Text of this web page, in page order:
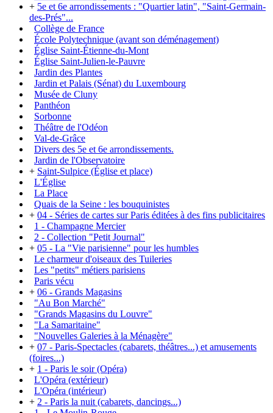
+ 5e et 6e arrondissements : "Quartier latin", "Saint-Germain-
des-Prés"...
Collège de France
École Polytechnique (avant son déménagement)
Église Saint-Étienne-du-Mont
Église Saint-Julien-le-Pauvre
Jardin des Plantes
Jardin et Palais (Sénat) du Luxembourg
Musée de Cluny
Panthéon
Sorbonne
Théâtre de l'Odéon
Val-de-Grâce
Divers des 5e et 6e arrondissements.
Jardin de l'Observatoire
+ Saint-Sulpice (Église et place)
L'Église
La Place
Quais de la Seine : les bouquinistes
+ 04 - Séries de cartes sur Paris éditées à des fins publicitaires
1 - Champagne Mercier
2 - Collection "Petit Journal"
+ 05 - La "Vie parisienne" pour les humbles
Le charmeur d'oiseaux des Tuileries
Les "petits" métiers parisiens
Paris vécu
+ 06 - Grands Magasins
"Au Bon Marché"
"Grands Magasins du Louvre"
"La Samaritaine"
"Nouvelles Galeries à la Ménagère"
+ 07 - Paris-Spectacles (cabarets, théâtres...) et amusements
(foires...)
+ 1 - Paris le soir (Opéra)
L'Opéra (extérieur)
L'Opéra (intérieur)
+ 2 - Paris la nuit (cabarets, dancings...)